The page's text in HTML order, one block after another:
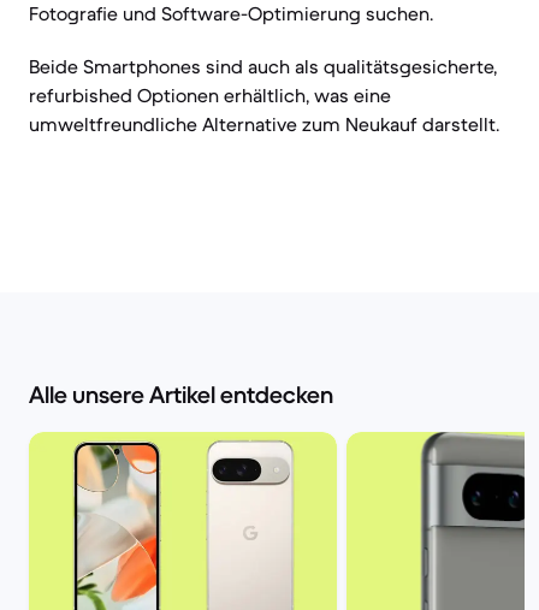
Fotografie und Software-Optimierung suchen.
Beide Smartphones sind auch als qualitätsgesicherte,
refurbished Optionen erhältlich, was eine
umweltfreundliche Alternative zum Neukauf darstellt.
Alle unsere Artikel entdecken